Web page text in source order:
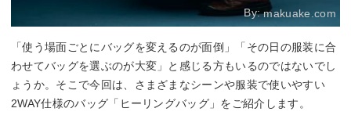
By:makuake.com
「使う場面ごとにバッグを変えるのが面倒」「その日の服装に合
わせてバッグを選ぶのが大変」と感じる方もいるのではないでし
ょうか。そこで今回は、さまざまなシーンや服装で使いやすい
2WAY仕様のバッグ「ヒーリングバッグ」をご紹介します。